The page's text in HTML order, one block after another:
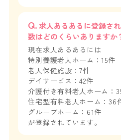
求人あるあるに登録さ
数はどのくらいありますか
現在求人あるあるには
特別養護老人ホーム：15件
老人保健施設：7件
デイサービス：42件
介護付き有料老人ホーム：
住宅型有料老人ホーム：36
グループホーム：61件
が登録されています。